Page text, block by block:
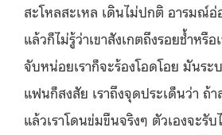
สะโหลสะเหล เดินไม่ปกติ อารมณ์
แล้วก็ไม่รู้ว่าเขาสังเกตถึงรอยช้ำหรื
จับหน่อยเราก็จะร้องโอดโอย มันระ
แฟนก็สงสัย เราถึงจุดประเด็นว่า ถ้
แล้วเราโดนข่มขืนจริงๆ ตัวเองจะรั